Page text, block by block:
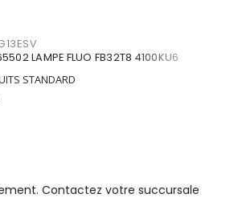
LAMPE FLUO FB32T8 4100KU6
STANDARD
Contactez votre succursale